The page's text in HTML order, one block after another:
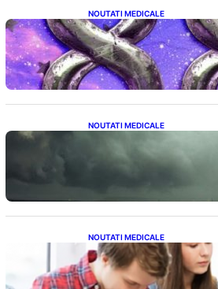
NOUTATI MEDICALE
Energia Banilor și a
8 August pentru a Nu
Prosperității
NOUTATI MEDICALE
România în fața unei
și efectele sale
NOUTATI MEDICALE
Impactul ascuns al
sănătății: Cum
corpul